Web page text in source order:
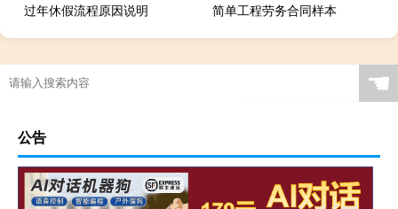
过年休假流程原因说明
简单工程劳务合同样本
☚
公告